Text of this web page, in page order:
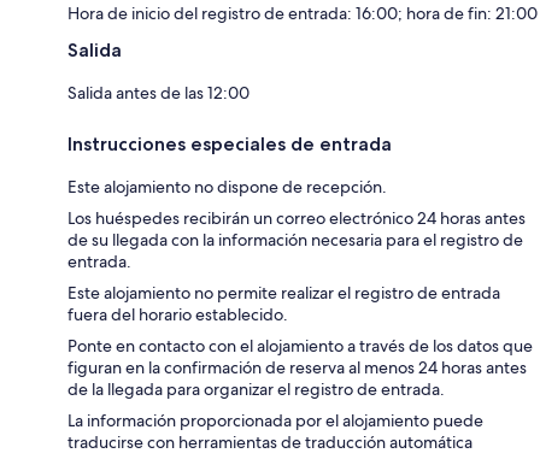
Hora de inicio del registro de entrada: 16:00; hora de fin: 21:00
Salida
Salida antes de las 12:00
Instrucciones especiales de entrada
Este alojamiento no dispone de recepción.
Los huéspedes recibirán un correo electrónico 24 horas antes
de su llegada con la información necesaria para el registro de
entrada.
Este alojamiento no permite realizar el registro de entrada
fuera del horario establecido.
Ponte en contacto con el alojamiento a través de los datos que
figuran en la confirmación de reserva al menos 24 horas antes
de la llegada para organizar el registro de entrada.
La información proporcionada por el alojamiento puede
traducirse con herramientas de traducción automática